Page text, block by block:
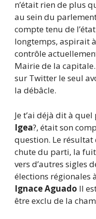
n’était rien de plus
au sein du
compte tenu de
longtemps, aspirait
contrôle
Mairie de la
sur Twitter le seul
la débâcle.
Je t’ai déjà dit à
Igea?, était son
question. Le
chute du parti, la
vers d’autres sigles
élections régionales
Ignace Aguado Il
être exclu de la